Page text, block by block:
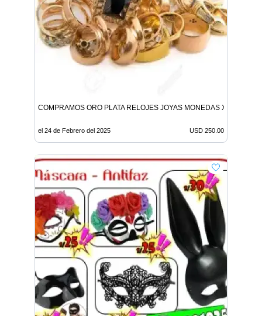
COMPRAMOS ORO PLATA RELOJES JOYAS MONEDAS X MAYOR
el 24 de Febrero del 2025 USD 250.00